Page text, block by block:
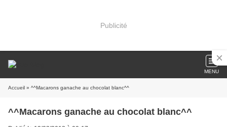
Publicité
MENU
Accueil » ^^Macarons ganache au chocolat blanc^^
^^Macarons ganache au chocolat blanc^^